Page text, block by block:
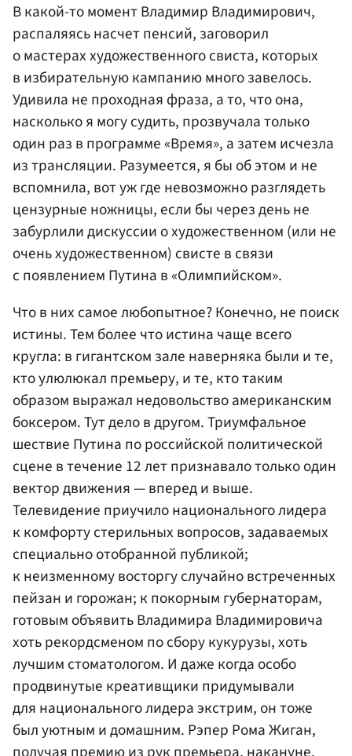
В какой-то момент Владимир Владимирович,
распаляясь насчет пенсий, заговорил
о мастерах художественного свиста, которых
в избирательную кампанию много завелось.
Удивила не проходная фраза, а то, что она,
насколько я могу судить, прозвучала только
один раз в программе «Время», а затем исчезла
из трансляции. Разумеется, я бы об этом и не
вспомнила, вот уж где невозможно разглядеть
цензурные ножницы, если бы через день не
забурлили дискуссии о художественном (или не
очень художественном) свисте в связи
с появлением Путина в «Олимпийском».
Что в них самое любопытное? Конечно, не поиск
истины. Тем более что истина чаще всего
кругла: в гигантском зале наверняка были и те,
кто улюлюкал премьеру, и те, кто таким
образом выражал недовольство американским
боксером. Тут дело в другом. Триумфальное
шествие Путина по российской политической
сцене в течение 12 лет признавало только один
вектор движения — вперед и выше.
Телевидение приучило национального лидера
к комфорту стерильных вопросов, задаваемых
специально отобранной публикой;
к неизменному восторгу случайно встреченных
пейзан и горожан; к покорным губернаторам,
готовым объявить Владимира Владимировича
хоть рекордсменом по сбору кукурузы, хоть
лучшим стоматологом. И даже когда особо
продвинутые креативщики придумывали
для национального лидера экстрим, он тоже
был уютным и домашним. Рэпер Рома Жиган,